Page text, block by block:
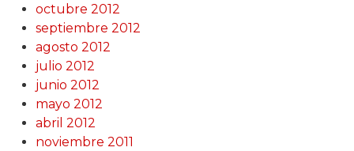
octubre 2012
septiembre 2012
agosto 2012
julio 2012
junio 2012
mayo 2012
abril 2012
noviembre 2011